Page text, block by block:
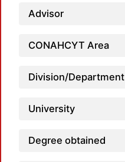
Advisor
CONAHCYT Area
Division/Department
University
Degree obtained